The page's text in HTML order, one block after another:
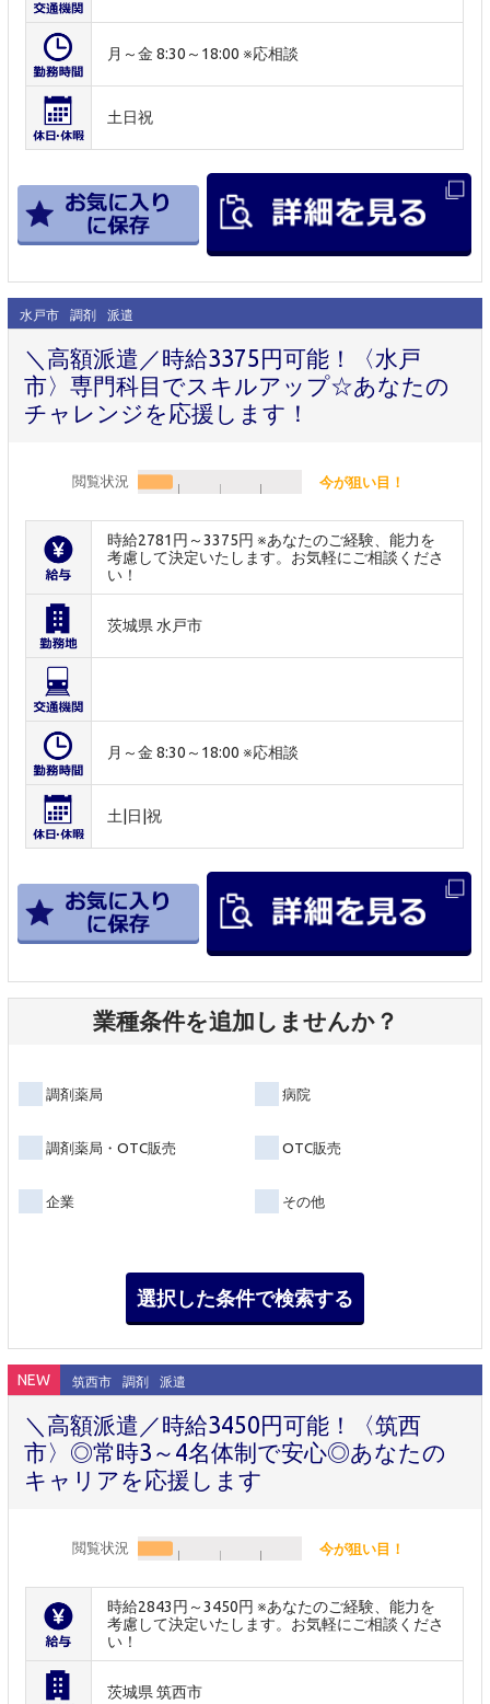
月～金 8:30～18:00 ※応相談
土日祝
水戸市 調剤 派遣
＼高額派遣／時給3375円可能！〈水戸
市〉専門科目でスキルアップ☆あなたの
チャレンジを応援します！
閲覧状況 今が狙い目！
時給2781円～3375円 ※あなたのご経験、能力を
考慮して決定いたします。お気軽にご相談くださ
い！
茨城県 水戸市
月～金 8:30～18:00 ※応相談
土|日|祝
業種条件を追加しませんか？
調剤薬局 病院
調剤薬局・OTC販売 OTC販売
企業 その他
NEW 筑西市 調剤 派遣
＼高額派遣／時給3450円可能！〈筑西
市〉◎常時3～4名体制で安心◎あなたの
キャリアを応援します
閲覧状況 今が狙い目！
時給2843円～3450円 ※あなたのご経験、能力を
考慮して決定いたします。お気軽にご相談くださ
い！
茨城県 筑西市